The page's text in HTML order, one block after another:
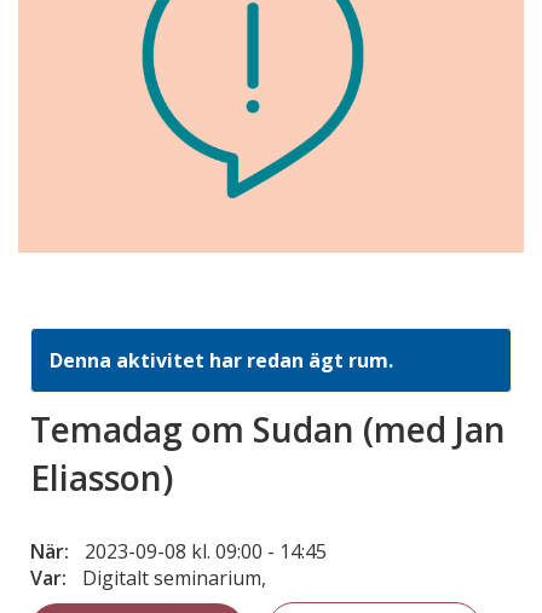
Denna aktivitet har redan ägt rum.
Temadag om Sudan (med Jan
Eliasson)
När: 2023-09-08 kl. 09:00 - 14:45
Var:
Digitalt seminarium,